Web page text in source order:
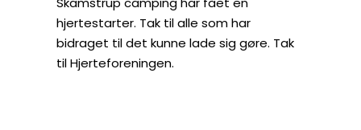
hjertestarter. Tak til alle som har
bidraget til det kunne lade sig gøre. Tak
til Hjerteforeningen.